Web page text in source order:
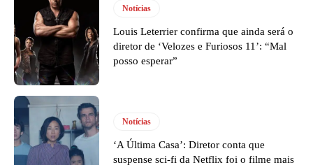
Notícias
Louis Leterrier confirma que ainda será o
diretor de ‘Velozes e Furiosos 11’: “Mal
posso esperar”
Notícias
‘A Última Casa’: Diretor conta que
suspense sci-fi da Netflix foi o filme mais